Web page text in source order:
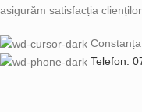
asigurăm satisfacția
Telefon: